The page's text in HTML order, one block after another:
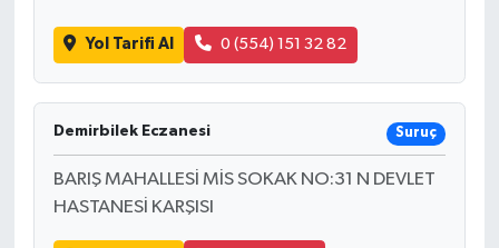
Yol Tarifi Al 0 (554) 151 32 82
Demirbilek Eczanesi Suruç
BARIŞ MAHALLESİ MİS SOKAK NO:31 N DEVLET
HASTANESİ KARŞISI